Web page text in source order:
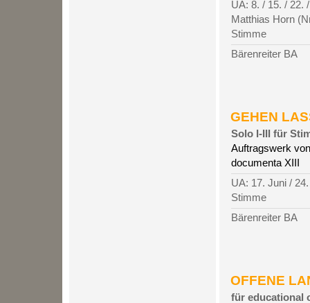
UA: 8. / 15. / 22.
Matthias Horn
Stimme
Bärenreiter BA
GEHEN
Solo I-III für
Auftragswerk
documenta XIII
UA: 17. Juni /
Stimme
Bärenreiter BA
OFFENE
für educational